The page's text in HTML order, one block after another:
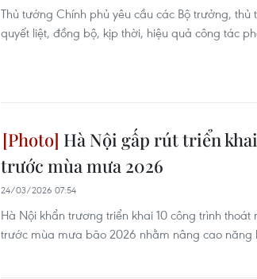
Thủ tướng Chính phủ yêu cầu các Bộ trưởng,
quyết liệt, đồng bộ, kịp thời, hiệu quả công tác
Hà Nội gấp rút triển
trước mùa mưa 2026
24/03/2026 07:54
Hà Nội khẩn trương triển khai 10 công trình
trước mùa mưa bão 2026 nhằm nâng cao